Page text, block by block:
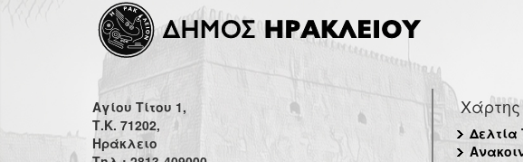
Αγίου Τίτου 1,
Τ.Κ. 71202,
Ηράκλειο
Δελτία